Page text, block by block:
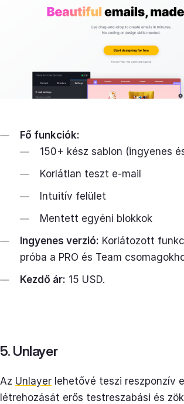
Fő funkciók:
150+ kész sablon (ingyenes
Korlátlan teszt e-mail
Intuitív felület
Mentett egyéni blokkok
Ingyenes verzió: Korlátozott
próba a PRO és Team
Kezdő ár: 15 USD.
5. Unlayer
Az Unlayer lehetővé teszi reszponzív
létrehozását erős testreszabási és